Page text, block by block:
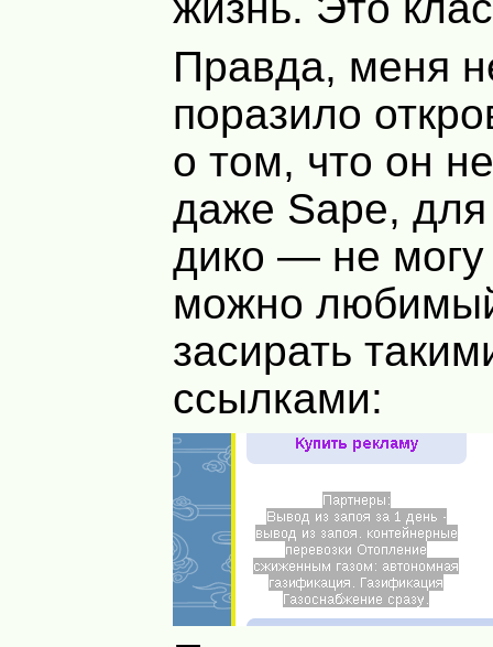
Правда, меня
поразило
о том, что он
даже Sape,
дико — не могу
можно
засирать
ссылками: